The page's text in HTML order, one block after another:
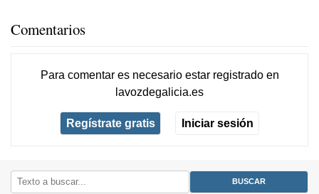
Comentarios
Para comentar es necesario estar registradoen
lavozdegalicia.es
Regístrate gratis Iniciar sesión